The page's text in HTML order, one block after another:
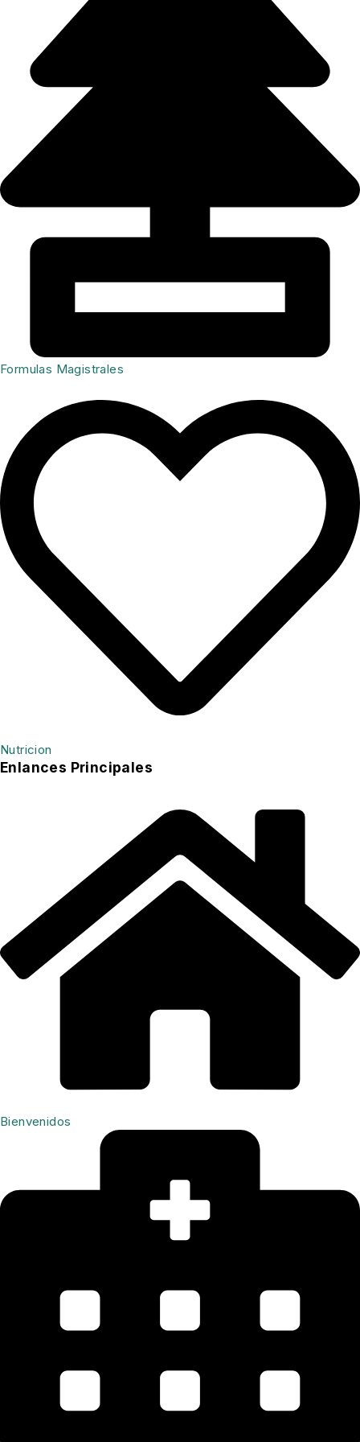
Formulas Magistrales
Nutricion
Enlances Principales
Bienvenidos